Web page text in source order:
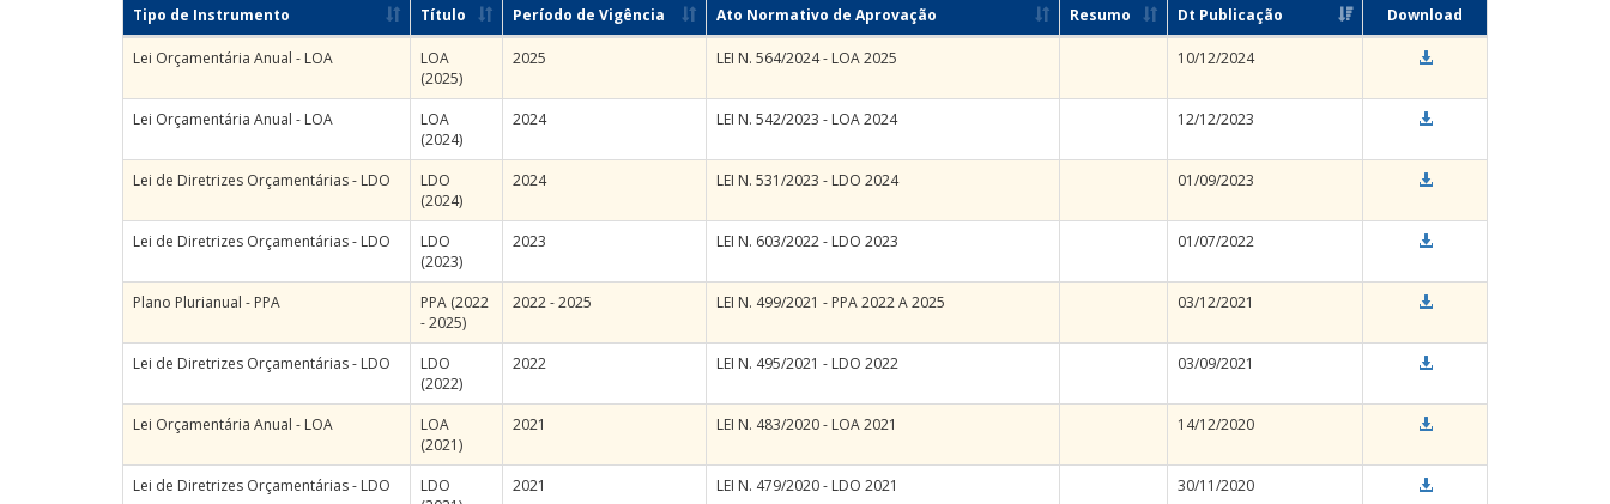
Tipo de Instrumento Título Período de Vigência Ato Normativo de Aprovação Resumo Dt Publicação Download
Lei Orçamentária Anual - LOA
LOA
(2025)
2025 LEI N. 564/2024 - LOA 2025 10/12/2024
Lei Orçamentária Anual - LOA
LOA
(2024)
2024 LEI N. 542/2023 - LOA 2024 12/12/2023
Lei de Diretrizes Orçamentárias - LDO
LDO
(2024)
2024 LEI N. 531/2023 - LDO 2024 01/09/2023
Lei de Diretrizes Orçamentárias - LDO
LDO
(2023)
2023 LEI N. 603/2022 - LDO 2023 01/07/2022
Plano Plurianual - PPA
PPA (2022
- 2025)
2022 - 2025 LEI N. 499/2021 - PPA 2022 A 2025 03/12/2021
Lei de Diretrizes Orçamentárias - LDO
LDO
(2022)
2022 LEI N. 495/2021 - LDO 2022 03/09/2021
Lei Orçamentária Anual - LOA
LOA
(2021)
2021 LEI N. 483/2020 - LOA 2021 14/12/2020
Lei de Diretrizes Orçamentárias - LDO
LDO
2021 LEI N. 479/2020 - LDO 2021 30/11/2020